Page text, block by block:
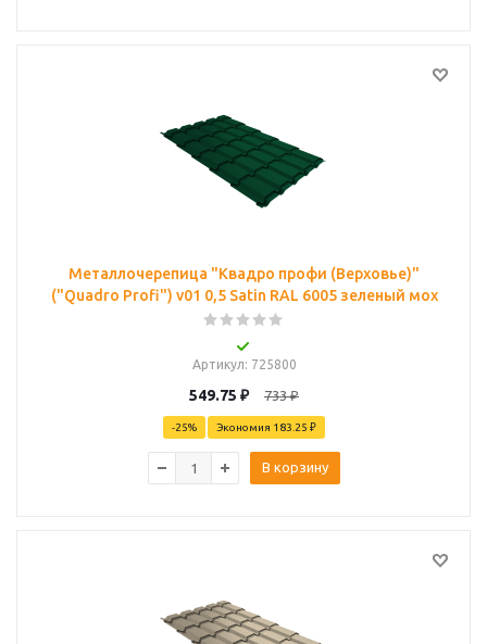
Металлочерепица "Квадро профи (Верховье)"
("Quadro Profi") v01 0,5 Satin RAL 6005 зеленый мох
Артикул: 725800
549.75 ₽ 733₽
-25% Экономия 183.25 ₽
В корзину